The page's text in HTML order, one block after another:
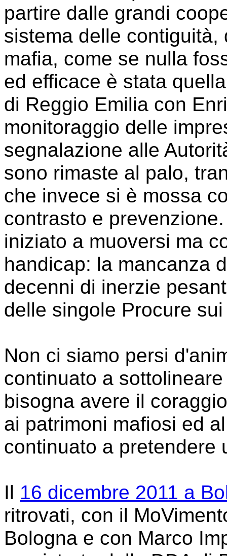
partire dalle grandi
sistema delle
mafia, come se nulla
ed efficace è stata
di Reggio Emilia con
monitoraggio delle
segnalazione alle
sono rimaste al palo,
che invece si è mossa
contrasto e
iniziato a muoversi ma
handicap: la mancanza
decenni di inerzie
delle singole Procure
Non ci siamo persi
continuato a
bisogna avere il
ai patrimoni mafiosi ed
continuato a pretendere
Il 16 dicembre 2011 a
ritrovati, con il
Bologna e con Marco